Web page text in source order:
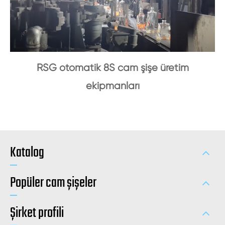
RSG otomatik 8S cam şişe üretim
ekipmanları
Katalog
Popüler cam şişeler
Şirket profili